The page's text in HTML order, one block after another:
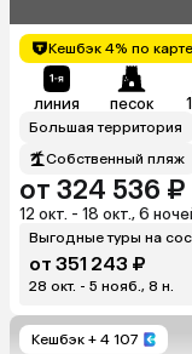
Кешбэк 4% по
линия песок
Большая территория
Собственный пляж
от 324 536 ₽
12 окт. - 18 окт., 6
Выгодные туры на
от 351 243 ₽
28 окт. - 5 нояб., 8 н.
Кешбэк + 4 107